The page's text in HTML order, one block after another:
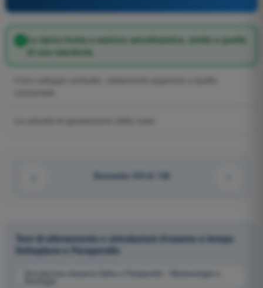
La tipica forma a sezione aerodinamica, simile a quella
di una mandorla.
Domanda 103 di 120
Test di allenamento e simulazioni d'esame a tempo
Deltaplano e Parapendio
Simulazione d'esame Delta e Parapendio - Meteorologia e